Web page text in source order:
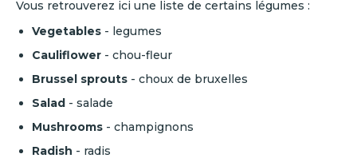
Vous retrouverez ici une liste de certains légumes :
Vegetables - legumes
Cauliflower - chou-fleur
Brussel sprouts - choux de bruxelles
Salad - salade
Mushrooms - champignons
Radish - radis